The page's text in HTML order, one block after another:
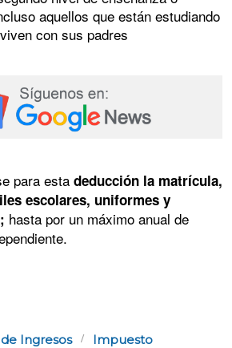
aquellos que están estudiando
con sus padres
para esta deducción la matrícula,
escolares, uniformes y
hasta por un máximo anual de
Ingresos Impuesto